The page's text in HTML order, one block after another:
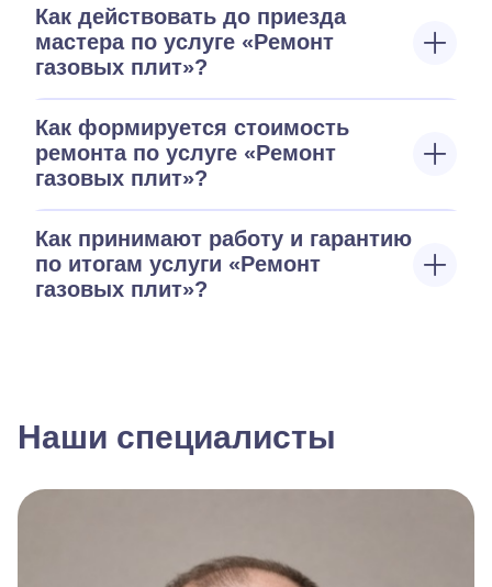
Как действовать до приезда
мастера по услуге «Ремонт
газовых плит»?
Как формируется стоимость
ремонта по услуге «Ремонт
газовых плит»?
Как принимают работу и гарантию
по итогам услуги «Ремонт
газовых плит»?
Наши специалисты